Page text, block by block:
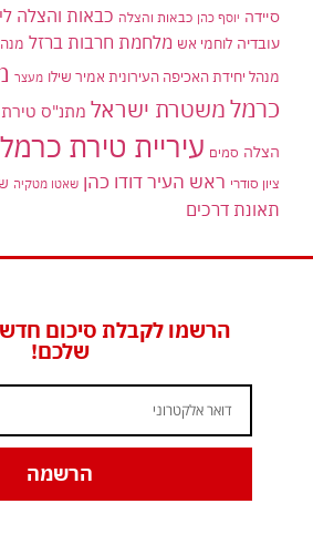
סיידה יוסף כהן כבאות והצלה כבאות והצלה
עובדיה לוחמי אש מלחמת חרבות ברזל
מנהל יחידת האכיפה העירונית אמיר שילו מעצר
כרמלמשטרת ישראל מתנ"ס
הצלה סמים עיריית טירת כרמל
ציון סודרי ראש העיר דודו כהן שאטו מטקיה
תאונת דרכים
הרשמו לקבלת סיכום
שלכם!
הרשמה